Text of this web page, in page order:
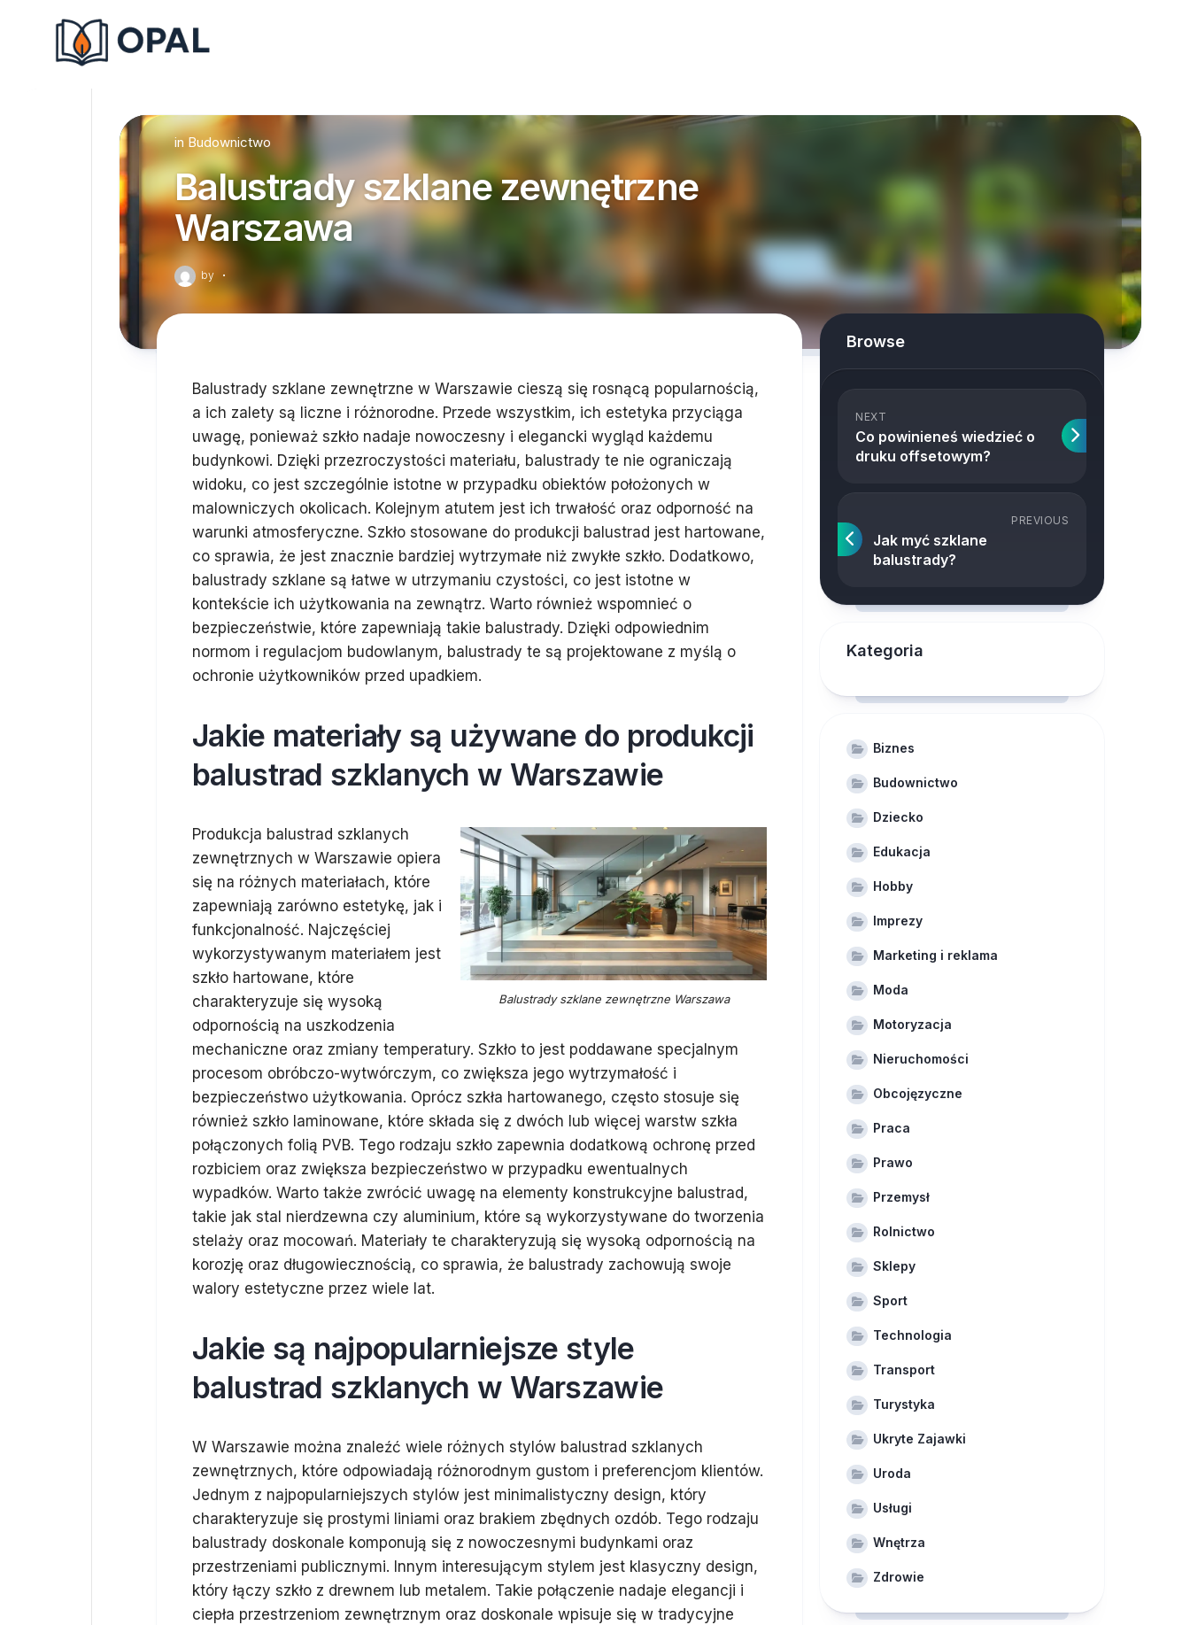
in Budownictwo
Balustrady szklane zewnętrzne
Warszawa
by ·
Balustrady szklane zewnętrzne w Warszawie cieszą się rosnącą popularnością,
a ich zalety są liczne i różnorodne. Przede wszystkim, ich estetyka przyciąga
uwagę, ponieważ szkło nadaje nowoczesny i elegancki wygląd każdemu
budynkowi. Dzięki przezroczystości materiału, balustrady te nie ograniczają
widoku, co jest szczególnie istotne w przypadku obiektów położonych w
malowniczych okolicach. Kolejnym atutem jest ich trwałość oraz odporność na
warunki atmosferyczne. Szkło stosowane do produkcji balustrad jest hartowane,
co sprawia, że jest znacznie bardziej wytrzymałe niż zwykłe szkło. Dodatkowo,
balustrady szklane są łatwe w utrzymaniu czystości, co jest istotne w
kontekście ich użytkowania na zewnątrz. Warto również wspomnieć o
bezpieczeństwie, które zapewniają takie balustrady. Dzięki odpowiednim
normom i regulacjom budowlanym, balustrady te są projektowane z myślą o
ochronie użytkowników przed upadkiem.
Jakie materiały są używane do produkcji
balustrad szklanych w Warszawie
Balustrady szklane zewnętrzne Warszawa
Produkcja balustrad szklanych
zewnętrznych w Warszawie opiera
się na różnych materiałach, które
zapewniają zarówno estetykę, jak i
funkcjonalność. Najczęściej
wykorzystywanym materiałem jest
szkło hartowane, które
charakteryzuje się wysoką
odpornością na uszkodzenia
mechaniczne oraz zmiany temperatury. Szkło to jest poddawane specjalnym
procesom obróbczo-wytwórczym, co zwiększa jego wytrzymałość i
bezpieczeństwo użytkowania. Oprócz szkła hartowanego, często stosuje się
również szkło laminowane, które składa się z dwóch lub więcej warstw szkła
połączonych folią PVB. Tego rodzaju szkło zapewnia dodatkową ochronę przed
rozbiciem oraz zwiększa bezpieczeństwo w przypadku ewentualnych
wypadków. Warto także zwrócić uwagę na elementy konstrukcyjne balustrad,
takie jak stal nierdzewna czy aluminium, które są wykorzystywane do tworzenia
stelaży oraz mocowań. Materiały te charakteryzują się wysoką odpornością na
korozję oraz długowiecznością, co sprawia, że balustrady zachowują swoje
walory estetyczne przez wiele lat.
Jakie są najpopularniejsze style
balustrad szklanych w Warszawie
W Warszawie można znaleźć wiele różnych stylów balustrad szklanych
zewnętrznych, które odpowiadają różnorodnym gustom i preferencjom klientów.
Jednym z najpopularniejszych stylów jest minimalistyczny design, który
charakteryzuje się prostymi liniami oraz brakiem zbędnych ozdób. Tego rodzaju
balustrady doskonale komponują się z nowoczesnymi budynkami oraz
przestrzeniami publicznymi. Innym interesującym stylem jest klasyczny design,
który łączy szkło z drewnem lub metalem. Takie połączenie nadaje elegancji i
ciepła przestrzeniom zewnętrznym oraz doskonale wpisuje się w tradycyjne
Browse
NEXT
Co powinieneś wiedzieć o
druku offsetowym?
PREVIOUS
Jak myć szklane
balustrady?
Kategoria
Biznes
Budownictwo
Dziecko
Edukacja
Hobby
Imprezy
Marketing i reklama
Moda
Motoryzacja
Nieruchomości
Obcojęzyczne
Praca
Prawo
Przemysł
Rolnictwo
Sklepy
Sport
Technologia
Transport
Turystyka
Ukryte Zajawki
Uroda
Usługi
Wnętrza
Zdrowie